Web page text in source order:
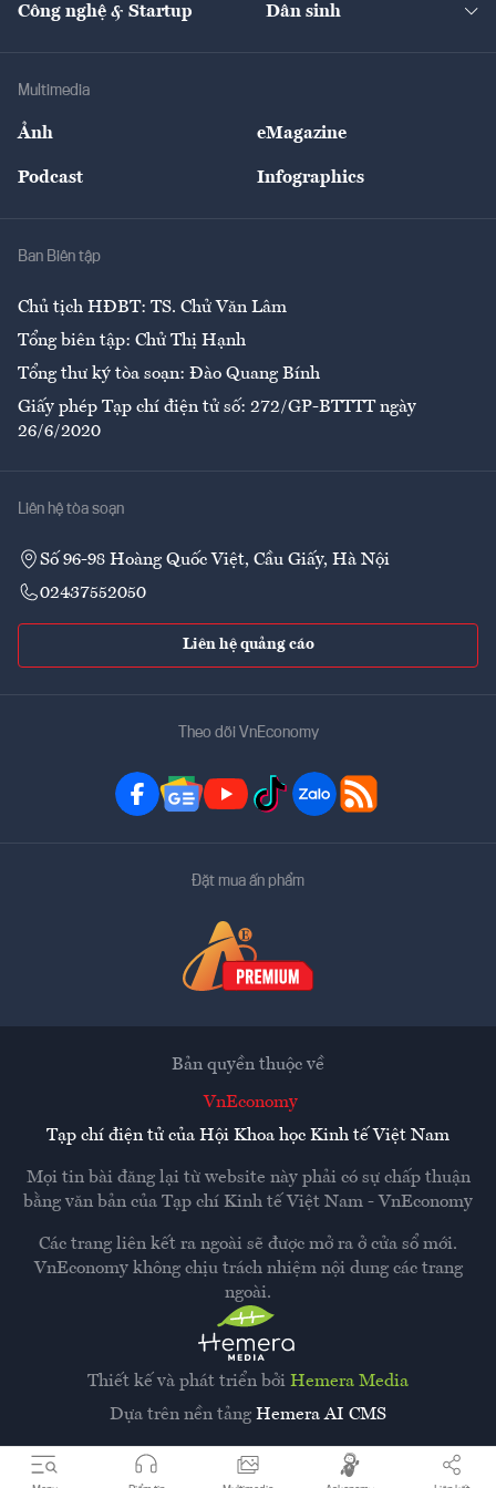
Tư vấn Nông sản
Giải trí
Công nghệ & Startup Dân sinh
Multimedia
Ảnh eMagazine
Podcast Infographics
Ban Biên tập
Chủ tịch HĐBT: TS. Chử Văn Lâm
Tổng biên tập: Chử Thị Hạnh
Tổng thư ký tòa soạn: Đào Quang Bính
Giấy phép Tạp chí điện tử số: 272/GP-BTTTT ngày
26/6/2020
Liên hệ tòa soạn
Số 96-98 Hoàng Quốc Việt, Cầu Giấy, Hà Nội
02437552050
Liên hệ quảng cáo
Theo dõi VnEconomy
Đặt mua ấn phẩm
Thiết kế và phát triển bởi Hemera Media
Dựa trên nền tảng Hemera AI CMS
Bản quyền thuộc về
VnEconomy
Tạp chí điện tử của Hội Khoa học Kinh tế Việt Nam
Mọi tin bài đăng lại từ website này phải có sự chấp thuận
bằng văn bản của Tạp chí Kinh tế Việt Nam - VnEconomy
Các trang liên kết ra ngoài sẽ được mở ra ở cửa sổ mới.
VnEconomy không chịu trách nhiệm nội dung các trang
ngoài.